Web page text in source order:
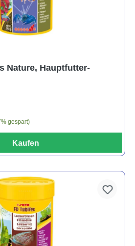
Nature, Hauptfutter-
gespart)
Kaufen